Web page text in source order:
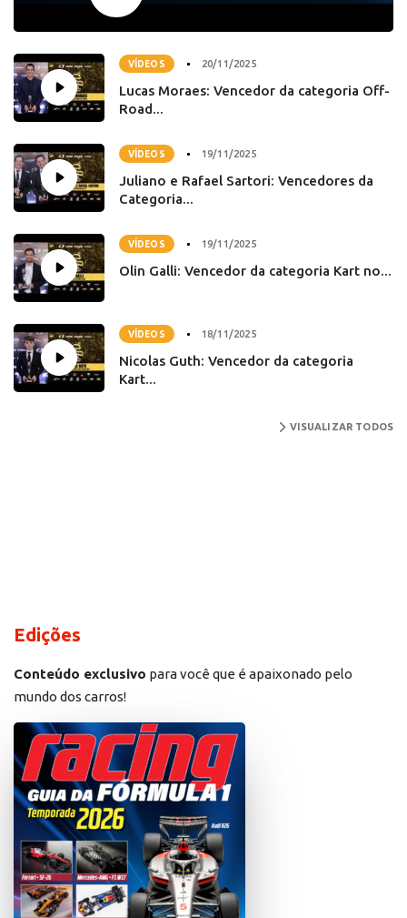
VÍDEOS 20/11/2025
Lucas Moraes: Vencedor da categoria Off-
Road...
VÍDEOS 19/11/2025
Juliano e Rafael Sartori: Vencedores da
Categoria...
VÍDEOS 19/11/2025
Olin Galli: Vencedor da categoria Kart no...
VÍDEOS 18/11/2025
Nicolas Guth: Vencedor da categoria
Kart...
VISUALIZAR TODOS
Edições
Conteúdo exclusivo para você que é apaixonado pelo
mundo dos carros!